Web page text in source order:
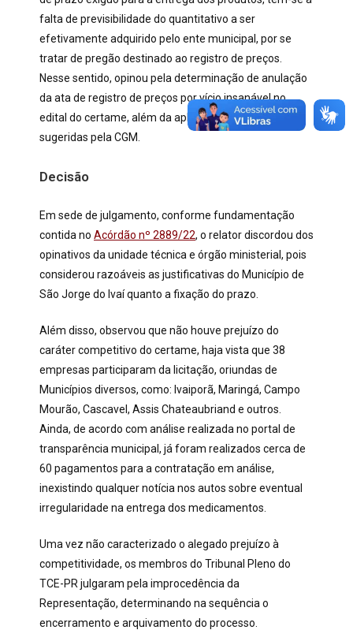
falta de previsibilidade do quantitativo a ser
efetivamente adquirido pelo ente municipal, por se
tratar de pregão destinado ao registro de preços.
Nesse sentido, opinou pela determinação de anulação
da ata de registro de preços por vício insanável no
edital do certame, além da aplicação das multas
sugeridas pela CGM.
Decisão
Em sede de julgamento, conforme fundamentação
contida no Acórdão nº 2889/22, o relator discordou dos
opinativos da unidade técnica e órgão ministerial, pois
considerou razoáveis as justificativas do Município de
São Jorge do Ivaí quanto a fixação do prazo.
Além disso, observou que não houve prejuízo do
caráter competitivo do certame, haja vista que 38
empresas participaram da licitação, oriundas de
Municípios diversos, como: Ivaiporã, Maringá, Campo
Mourão, Cascavel, Assis Chateaubriand e outros.
Ainda, de acordo com análise realizada no portal de
transparência municipal, já foram realizados cerca de
60 pagamentos para a contratação em análise,
inexistindo qualquer notícia nos autos sobre eventual
irregularidade na entrega dos medicamentos.
Uma vez não caracterizado o alegado prejuízo à
competitividade, os membros do Tribunal Pleno do
TCE-PR julgaram pela improcedência da
Representação, determinando na sequência o
encerramento e arquivamento do processo.